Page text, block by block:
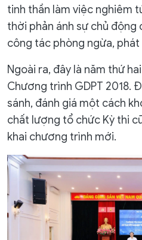
tinh thần làm việc nghiêm
thời phản ánh sự chủ
công tác phòng ngừa, phát
Ngoài ra, đây là năm thứ
Chương trình GDPT 2018.
sánh, đánh giá một cách
chất lượng tổ chức Kỳ thi
khai chương trình mới.